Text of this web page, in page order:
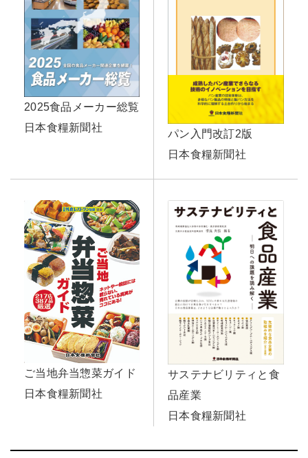
2025食品メーカー総覧
日本食糧新聞社
パン入門改訂2版
日本食糧新聞社
ご当地弁当惣菜ガイド
日本食糧新聞社
サステナビリティと食
品産業
日本食糧新聞社